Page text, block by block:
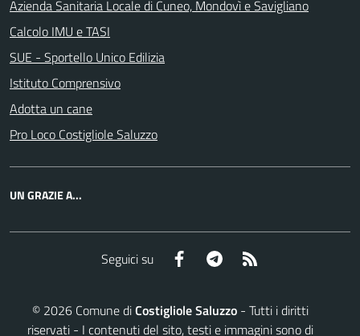
Azienda Sanitaria Locale di Cuneo, Mondovì e Savigliano
Calcolo IMU e TASI
SUE - Sportello Unico Edilizia
Istituto Comprensivo
Adotta un cane
Pro Loco Costigliole Saluzzo
UN GRAZIE A...
Seguici su Facebook Telegram
© 2026 Comune diCostigliole Saluzzo - Tutti i diritti
riservati - I contenuti del sito, testi e immagini sono di